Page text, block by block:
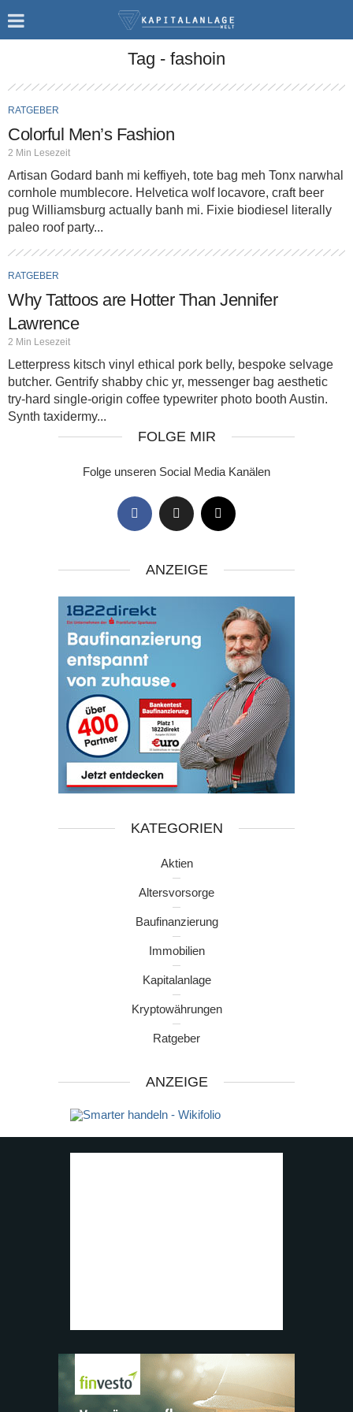
Tag - fashoin
RATGEBER
Colorful Men’s Fashion
2 Min Lesezeit
Artisan Godard banh mi keffiyeh, tote bag meh Tonx narwhal
cornhole mumblecore. Helvetica wolf locavore, craft beer
pug Williamsburg actually banh mi. Fixie biodiesel literally
paleo roof party...
RATGEBER
Why Tattoos are Hotter Than Jennifer
Lawrence
2 Min Lesezeit
Letterpress kitsch vinyl ethical pork belly, bespoke selvage
butcher. Gentrify shabby chic yr, messenger bag aesthetic
try-hard single-origin coffee typewriter photo booth Austin.
Synth taxidermy...
FOLGE MIR
Folge unseren Social Media Kanälen
ANZEIGE
KATEGORIEN
Aktien
Altersvorsorge
Baufinanzierung
Immobilien
Kapitalanlage
Kryptowährungen
Ratgeber
ANZEIGE